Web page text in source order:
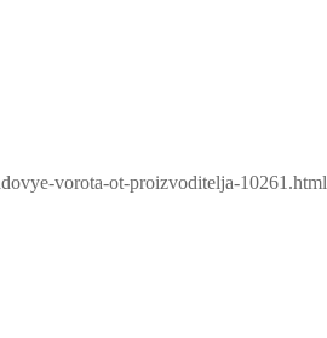
vorota-ot-proizvoditelja-10261.html